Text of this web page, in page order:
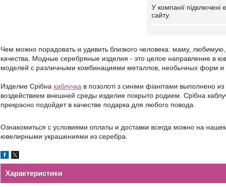
У компанії
сайту.
Чем можно порадовать и удивить близкого человека: маму,
качества. Модные серебряные изделия - это целое направление в
моделей с различными комбинациями металлов, необычных форм и
Изделие Срібна каблучка в позолоті з синіми фіанітами выполнено
воздействием внешней среды изделие покрыто родием. Срібна
прекрасно подойдет в качестве подарка для любого повода.
Ознакомиться с условиями оплаты и доставки всегда можно на
ювелирными украшениями из серебра.
Характеристики